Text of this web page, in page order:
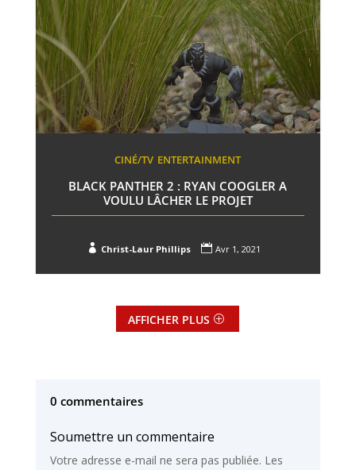
CINÉ/TV ENTERTAINMENT
BLACK PANTHER 2 : RYAN COOGLER A
VOULU LÂCHER LE PROJET
 Christ-Laur Phillips  Avr 1, 2021
AFFICHER PLUS
0 commentaires
Soumettre un commentaire
Votre adresse e-mail ne sera pas publiée. Les